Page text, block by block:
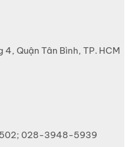
Quận Tân Bình, TP. HCM
028-3948-5939